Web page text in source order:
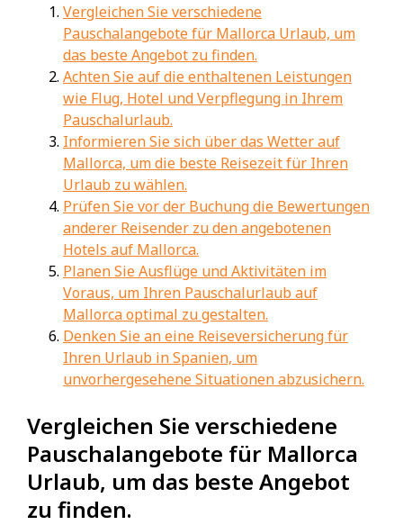
Vergleichen Sie verschiedene
Pauschalangebote für Mallorca Urlaub, um
das beste Angebot zu finden.
Achten Sie auf die enthaltenen Leistungen
wie Flug, Hotel und Verpflegung in Ihrem
Pauschalurlaub.
Informieren Sie sich über das Wetter auf
Mallorca, um die beste Reisezeit für Ihren
Urlaub zu wählen.
Prüfen Sie vor der Buchung die Bewertungen
anderer Reisender zu den angebotenen
Hotels auf Mallorca.
Planen Sie Ausflüge und Aktivitäten im
Voraus, um Ihren Pauschalurlaub auf
Mallorca optimal zu gestalten.
Denken Sie an eine Reiseversicherung für
Ihren Urlaub in Spanien, um
unvorhergesehene Situationen abzusichern.
Vergleichen Sie verschiedene
Pauschalangebote für Mallorca
Urlaub, um das beste Angebot
zu finden.